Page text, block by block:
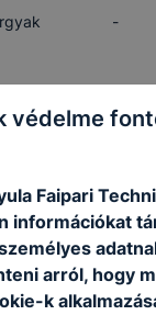
-
védelme
Faipari
információkat
arról, hogy
k